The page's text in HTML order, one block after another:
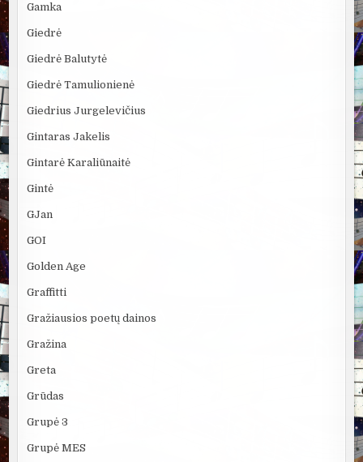
Gamka
Giedrė
Giedrė Balutytė
Giedrė Tamulionienė
Giedrius Jurgelevičius
Gintaras Jakelis
Gintarė Karaliūnaitė
Gintė
GJan
GOI
Golden Age
Graffitti
Gražiausios poetų dainos
Gražina
Greta
Grūdas
Grupė 3
Grupė MES